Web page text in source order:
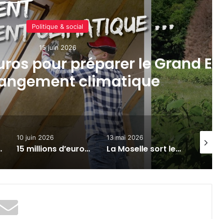
Economie & emploi
10 juin 2026
d’euros en moins pour
dans le Grand Est : le
gueule de Franck Leroy
13 mai 2026
La Moselle sort le grand jeu pour séduire les touristes cet été
21 juillet 2026
Casting : l’Euro-Métropole de Metz recherche des ambassadeurs canins